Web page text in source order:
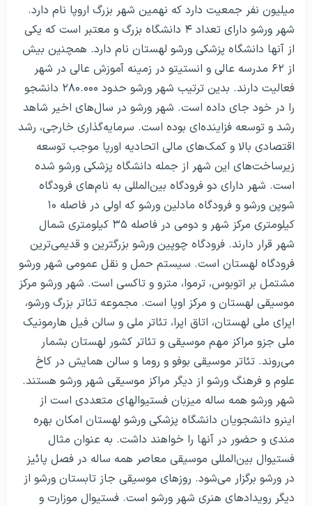
میلیون نفر جمعیت دارد که نهمین شهر بزرگ اروپا نام دارد.
شهر ورشو دارای تعداد ۴ دانشگاه بزرگ و معتبر است که یکی
از آنها دانشگاه پزشکی ورشو لهستان نام دارد. همچنین بیش
از ۶۲ مدرسه عالی و انستیتو در زمینه آموزش عالی در شهر
فعالیت دارند. بدین ترتیب شهر ورشو حدود ۲۸۰.۰۰۰ دانشجو
را در خود جای داده است. شهر ورشو در سال‌های اخیر شاهد
رشد و توسعه فزاینده‌ای بوده است. سرمایه‌گذاری خارجی، رشد
اقتصادی بالا و کمک‌های مالی اتحادیه اورپا موجب توسعه
زیرساخت‌های این شهر از جمله دانشگاه پزشکی ورشو شده
است. شهر دارای دو فرودگاه بین‌المللی به نام‌های فرودگاه
شوپن ورشو و فرودگاه مادلین ورشو که اولی در فاصله ۱۰
کیلومتری مرکز شهر و دومی در فاصله ۳۵ کیلومتری شمال
شهر قرار دارند. فرودگاه چوپین ورشو بزرگترین و قدیمی‌ترین
فرودگاه لهستان است. سیستم حمل و نقل عمومی شهر ورشو
مشتمل بر اتوبوس، ترموا، مترو و تاکسی است. شهر ورشو مرکز
موسیقی لهستان و مرکز اوپا است. مجموعه تئاتر بزرگ ورشو،
اپرای ملی لهستان، اتاق اپرا، تئاتر ملی و سالن فیل هارمونیک
ملی جزو مراکز مهم موسیقی و تئاتر کشور لهستان بشمار
می‌روند. تئاتر موسیقی بوفو و روما و سالن همایش در کاخ
علوم و فرهنگ ورشو از دیگر مراکز موسیقی شهر ورشو هستند.
شهر ورشو همه ساله میزبان فستیوالهای متعددی است از
اینرو دانشجویان دانشگاه پزشکی ورشو لهستان امکان بهره
مندی و حضور در آنها را خواهند داشت. به عنوان مثال
فستیوال بین‌المللی موسیقی معاصر همه ساله در فصل پائیز
در ورشو برگزار می‌شود. روزهای موسیقی جاز تابستان ورشو از
دیگر رویدادهای هنری شهر ورشو است. فستیوال موزارت و